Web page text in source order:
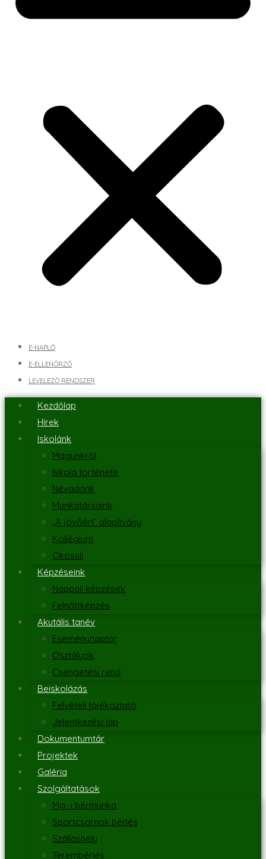
E-NAPLÓ
E-ELLENŐRZŐ
LEVELEZŐ RENDSZER
Kezdőlap
Hírek
Iskolánk
Magunkról
Iskola története
Névadónk
Munkatársaink
„A jövőért” alapítvány
Kollégium
Ökosuli
Képzéseink
Nappali képzések
Felnőttképzés
Akutális tanév
Eseménynaptár
Osztályok
Csengetési rend
Beiskolázás
Felvételi tájékoztató
Jelentkezési lap
Dokumentumtár
Projektek
Galéria
Szolgáltatások
Mg.-i bérmunka
Sportcsarnok bérlés
Szálláshely
Terembérlés